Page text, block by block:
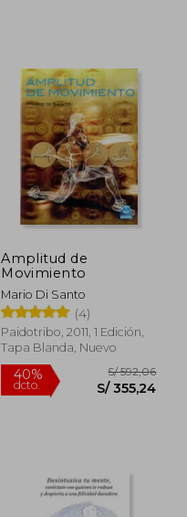
dcto.
Amplitud de
Movimiento
Mario Di Santo
(4)
Paidotribo, 2011, 1 Edición,
Tapa Blanda, Nuevo